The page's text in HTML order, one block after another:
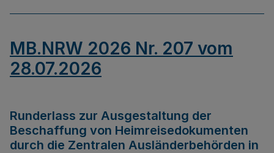
MB.NRW 2026 Nr. 207 vom
28.07.2026
Runderlass zur Ausgestaltung der
Beschaffung von Heimreisedokumenten
durch die Zentralen Ausländerbehörden in